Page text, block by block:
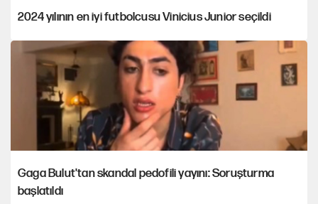
2024 yılının en iyi futbolcusu Vinicius Junior seçildi
Gaga Bulut'tan skandal pedofili yayını: Soruşturma
başlatıldı